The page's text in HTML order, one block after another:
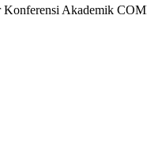
Konferensi Akademik